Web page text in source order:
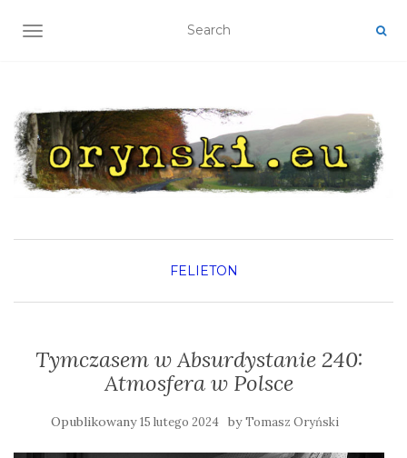
TOGGLE NAVIGATION
FELIETON
Tymczasem w Absurdystanie 240:
Atmosfera w Polsce
Opublikowany15 lutego 2024 byTomasz Oryński